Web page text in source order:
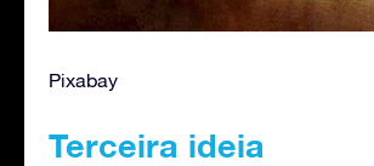
Pixabay
Terceira ideia